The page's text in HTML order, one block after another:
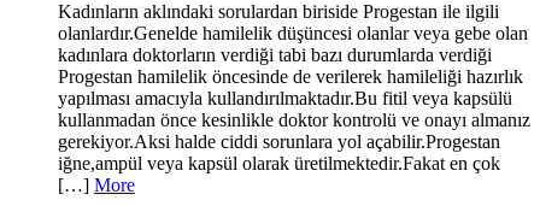
Kadınların aklındaki sorulardan biriside Progestan ile ilgili
olanlardır.Genelde hamilelik düşüncesi olanlar veya gebe olan
kadınlara doktorların verdiği tabi bazı durumlarda verdiği
Progestan hamilelik öncesinde de verilerek hamileliği hazırlık
yapılması amacıyla kullandırılmaktadır.Bu fitil veya kapsülü
kullanmadan önce kesinlikle doktor kontrolü ve onayı almanız
gerekiyor.Aksi halde ciddi sorunlara yol açabilir.Progestan
iğne,ampül veya kapsül olarak üretilmektedir.Fakat en çok
[…] More